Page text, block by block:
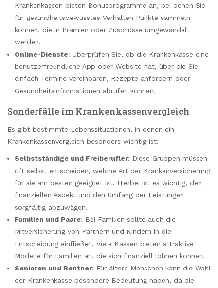
Krankenkassen bieten Bonusprogramme an, bei denen Sie
für gesundheitsbewusstes Verhalten Punkte sammeln
können, die in Prämien oder Zuschüsse umgewandelt
werden.
Online-Dienste: Überprüfen Sie, ob die Krankenkasse eine
benutzerfreundliche App oder Website hat, über die Sie
einfach Termine vereinbaren, Rezepte anfordern oder
Gesundheitsinformationen abrufen können.
Sonderfälle im Krankenkassenvergleich
Es gibt bestimmte Lebenssituationen, in denen ein
Krankenkassenvergleich besonders wichtig ist:
Selbstständige und Freiberufler: Diese Gruppen müssen
oft selbst entscheiden, welche Art der Krankenversicherung
für sie am besten geeignet ist. Hierbei ist es wichtig, den
finanziellen Aspekt und den Umfang der Leistungen
sorgfältig abzuwägen.
Familien und Paare: Bei Familien sollte auch die
Mitversicherung von Partnern und Kindern in die
Entscheidung einfließen. Viele Kassen bieten attraktive
Modelle für Familien an, die sich finanziell lohnen können.
Senioren und Rentner: Für ältere Menschen kann die Wahl
der Krankenkasse besondere Bedeutung haben, da die